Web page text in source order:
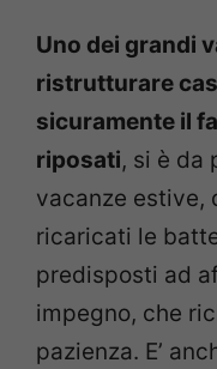
Uno dei grandi
ristrutturare
sicuramente il
riposati, si è da
vacanze estive,
ricaricati le
predisposti ad
impegno, che
pazienza. E’